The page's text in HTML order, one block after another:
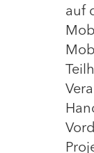
auf